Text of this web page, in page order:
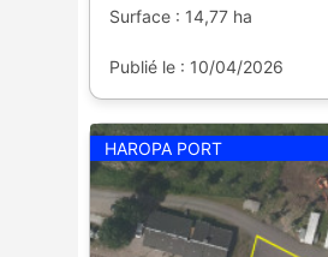
Surface : 14,77 ha
Publié le : 10/04/2026
HAROPA PORT